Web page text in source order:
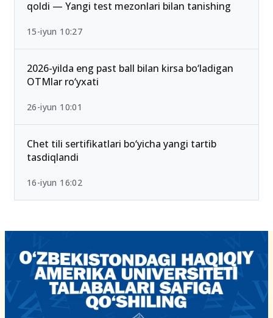
qoldi — Yangi test mezonlari bilan tanishing
15-iyun 10:27
2026-yilda eng past ball bilan kirsa bo‘ladigan
OTMlar ro‘yxati
26-iyun 10:01
Chet tili sertifikatlari bo‘yicha yangi tartib
tasdiqlandi
16-iyun 16:02